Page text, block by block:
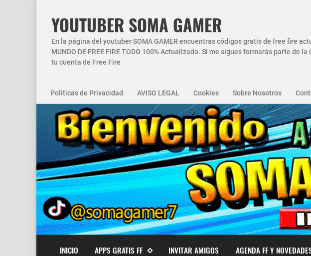
YOUTUBER SOMA GAMER
En la página del youtuber SOMA GAMER encuentras códigos gratis de free fire
MUNDO DE FREE FIRE TODO 100% Actualizado. Si me sigues formarás parte
tu cuenta de Free Fire
Políticas de Privacidad AVISO LEGAL Cookies Sobre Nosotros
INICIO APPS GRATIS FF INVITAR AMIGOS AGENDA FF Y